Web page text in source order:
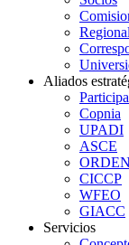
Aliados
Copnia
UPADI
ASCE
CICCP
WFEO
GIACC
Servicios